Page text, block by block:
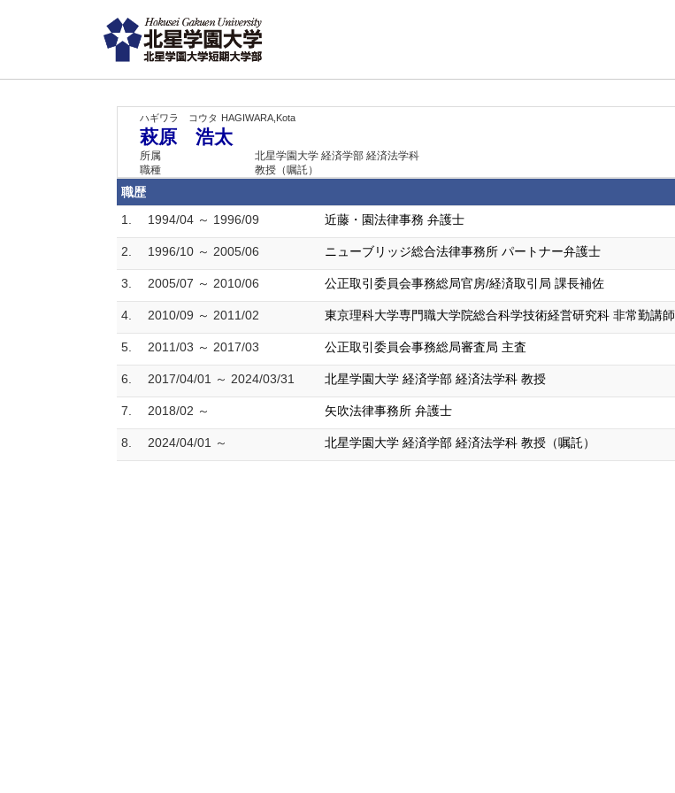
ハギワラ コウタ HAGIWARA,Kota
萩原 浩太
所属
北星学園大学 経済学部 経済法学科
職種
教授（嘱託）
職歴
1.
1994/04 ～ 1996/09 近藤・園法律事務 弁護士
2. 1996/10 ～ 2005/06 ニューブリッジ総合法律事務所 パートナー弁護士
3. 2005/07 ～ 2010/06 公正取引委員会事務総局官房/経済取引局 課長補佐
4. 2010/09 ～ 2011/02 東京理科大学専門職大学院総合科学技術経営研究科 非常勤講師
5. 2011/03 ～ 2017/03 公正取引委員会事務総局審査局 主査
6. 2017/04/01 ～ 2024/03/31 北星学園大学 経済学部 経済法学科 教授
7. 2018/02 ～ 矢吹法律事務所 弁護士
8. 2024/04/01 ～ 北星学園大学 経済学部 経済法学科 教授（嘱託）